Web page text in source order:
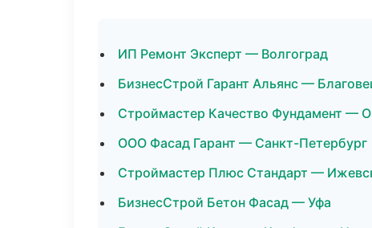
ИП Ремонт Эксперт — Волгоград
БизнесСтрой Гарант Альянс —
Строймастер Качество Фундамент —
ООО Фасад Гарант — Санкт-Петербург
Строймастер Плюс Стандарт —
БизнесСтрой Бетон Фасад — Уфа